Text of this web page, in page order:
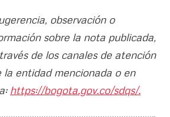
observación o
sobre la nota publicada,
de los canales de atención
la entidad mencionada o en
https://bogota.gov.co/sdqs/.